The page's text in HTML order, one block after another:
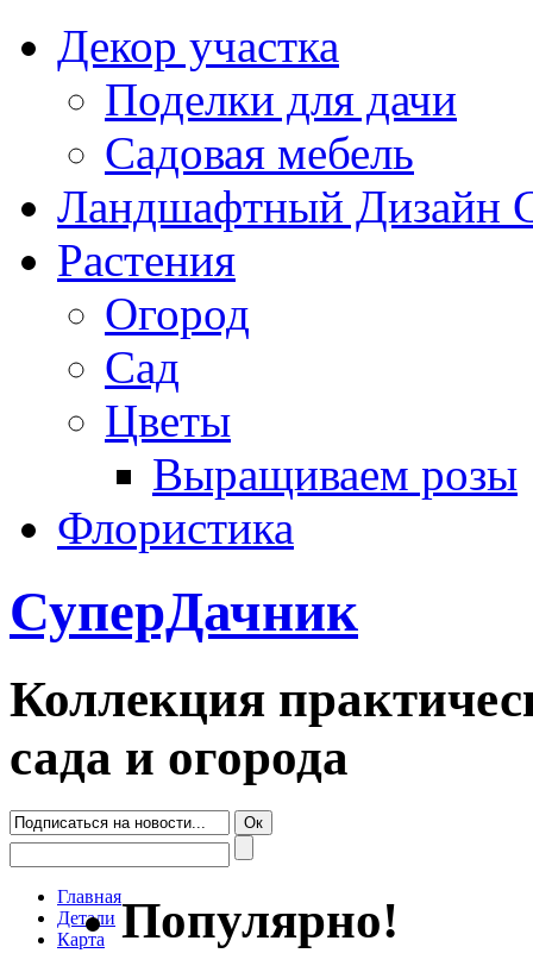
Декор участка
Поделки для дачи
Садовая мебель
Ландшафтный Дизайн
Растения
Огород
Сад
Цветы
Выращиваем розы
Флористика
СуперДачник
Коллекция
сада и огорода
Главная
Детали
Карта
Популярно!